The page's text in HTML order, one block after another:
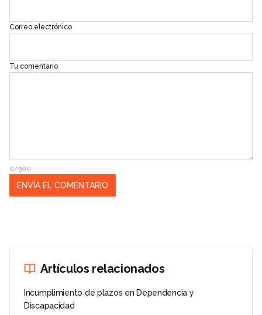
Correo electrónico
Tu comentario
0/500
Artículos relacionados
Incumplimiento de plazos en Dependencia y
Discapacidad